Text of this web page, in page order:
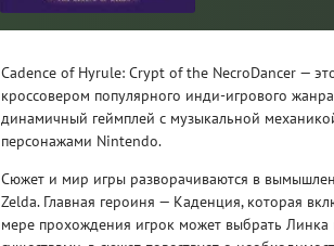
Cadence of Hyrule: Crypt of the NecroDancer —
кроссовером популярного инди-игрового
динамичный геймплей с музыкальной
персонажами Nintendo.
Сюжет и мир игры разворачиваются в
Zelda. Главная героиня — Каденция, которая
мере прохождения игрок может выбрать Линка